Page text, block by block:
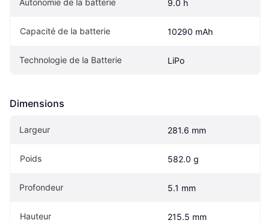
Autonomie de la batterie 9.0 h
Capacité de la batterie 10290 mAh
Technologie de la Batterie LiPo
Dimensions
Largeur 281.6 mm
Poids 582.0 g
Profondeur 5.1 mm
Hauteur 215.5 mm